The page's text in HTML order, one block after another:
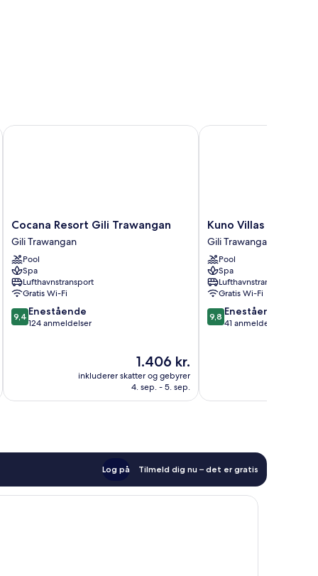
Cocana
Resort
Gili
Trawangan
Gili
Trawangan
Cocana Resort Gili Trawangan
Gili Trawangan
Pool
Spa
Lufthavnstransport
Gratis Wi-Fi
9.4
ud
9,4 Enestående
124 anmeldelser
Prisen
er
1.406 kr.
1.406 kr.
inkluderer skatter og gebyrer
4. sep. - 5. sep.
Cocana Resort Gili Trawangan
Kuno
Villas
Gili
Trawangan
Kuno Villas
Gili Trawangan
Pool
Spa
Lufthavnstransport
Gratis Wi-Fi
9.8
ud
9,8 Enestående
41 anmeldelser
Kuno Villas
Log på Tilmeld dig nu – det er gratis